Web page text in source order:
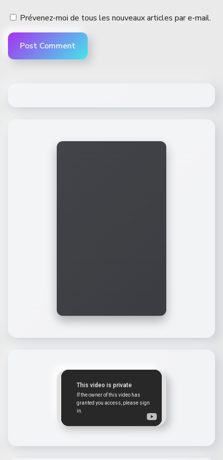
Prévenez-moi de tous les nouveaux articles par e-mail.